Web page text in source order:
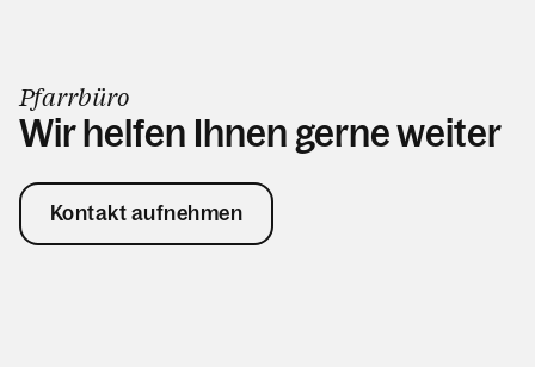
Pfarrbüro
Wir helfen Ihnen gerne weiter
Kontakt aufnehmen